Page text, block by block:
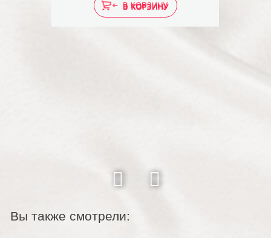
В КОРЗИНУ
Вы также смотрели: